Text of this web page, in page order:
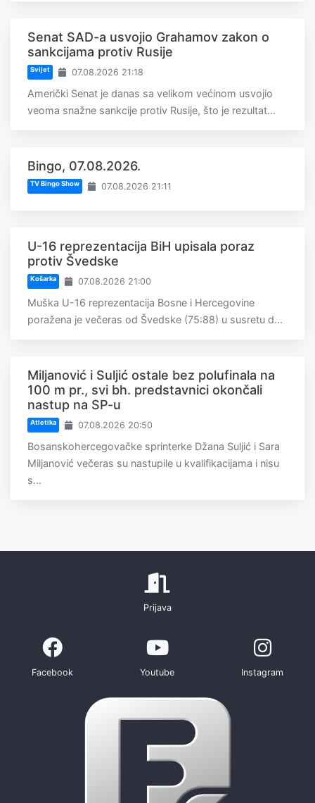
Senat SAD-a usvojio Grahamov zakon o
sankcijama protiv Rusije
Svijet 07.08.2026 21:18
Američki Senat je danas sa velikom većinom usvojio
veoma snažne sankcije protiv Rusije, što je rezultat...
Bingo, 07.08.2026.
TV Bingo Show 07.08.2026 21:11
U-16 reprezentacija BiH upisala poraz
protiv Švedske
Košarka 07.08.2026 21:00
Muška U-16 reprezentacija Bosne i Hercegovine
poražena je večeras od Švedske (75:88) u susretu d...
Miljanović i Suljić ostale bez polufinala na
100 m pr., svi bh. predstavnici okončali
nastup na SP-u
Atletika 07.08.2026 20:50
Bosanskohercegovačke sprinterke Džana Suljić i Sara
Miljanović večeras su nastupile u kvalifikacijama i nisu
s...
Prijava
Facebook Youtube Instagram